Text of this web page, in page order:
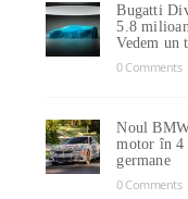
Bugatti
5.8
Vedem un
0 Comments
Noul
motor în
germane
0 Comments